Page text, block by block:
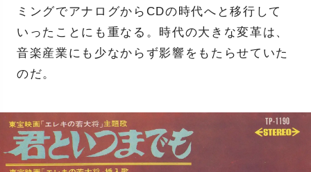
ミングでアナログからCDの時代へと移行して
いったことにも重なる。時代の大きな変革は、
音楽産業にも少なからず影響をもたらせていた
のだ。